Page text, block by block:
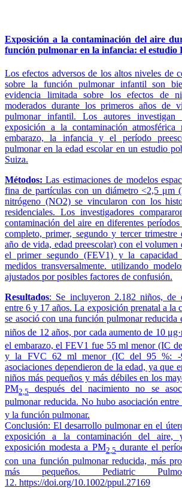
Exposición a la contaminación del aire
función pulmonar en la infancia: el estudio
Los efectos adversos de los altos niveles de
sobre la función pulmonar infantil son
evidencia limitada sobre los efectos de
moderados durante los primeros años de
pulmonar infantil. Los autores
exposición a la contaminación atmosférica
embarazo, la infancia y el período
pulmonar en la edad escolar en un estudio
Suiza.
Métodos: Las estimaciones de modelos
fina de partículas con un diámetro <2,5 μm
nitrógeno (NO2) se vincularon con los
residenciales. Los investigadores
contaminación del aire en diferentes
completo, primer, segundo y tercer trimestre
año de vida, edad preescolar) con el volumen
el primer segundo (FEV1) y la
medidos transversalmente. utilizando
ajustados por posibles factores de confusión.
Resultados: Se incluyeron 2.182 niños, de
entre 6 y 17 años. La exposición prenatal a la
se asoció con una función pulmonar reducida
niños de 12 años, por cada aumento de 10
el embarazo, el FEV1 fue 55 ml menor (IC
y la FVC 62 ml menor (IC del 95 %:
asociaciones dependieron de la edad, ya que
niños más pequeños y más débiles en los
PM2,5
después del nacimiento no se
pulmonar reducida. No hubo asociación
y la función pulmonar.
Conclusión: El desarrollo pulmonar en el
exposición a la contaminación del aire,
exposición modesta a PM2,5 durante el
con una función pulmonar reducida, más
más pequeños. Pediatric
12. https://doi.org/10.1002/ppul.27169